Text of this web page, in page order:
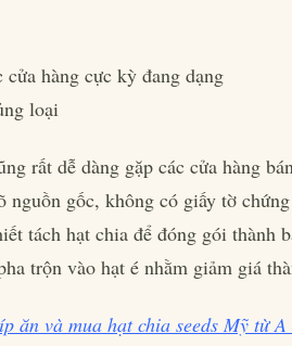
cửa hàng cực kỳ đang dạng
loại
rất dễ dàng gặp các cửa hàng
nguồn gốc, không có giấy tờ
tách hạt chia để đóng gói thành
trộn vào hạt é nhằm giảm giá
ăn và mua hạt chia seeds Mỹ từ A